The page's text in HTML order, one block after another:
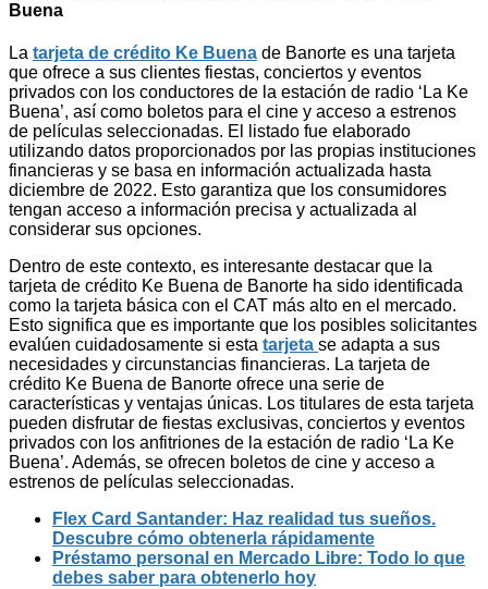
Buena
La tarjeta de crédito Ke Buena de Banorte es una tarjeta
que ofrece a sus clientes fiestas, conciertos y eventos
privados con los conductores de la estación de radio ‘La Ke
Buena’, así como boletos para el cine y acceso a estrenos
de películas seleccionadas. El listado fue elaborado
utilizando datos proporcionados por las propias instituciones
financieras y se basa en información actualizada hasta
diciembre de 2022. Esto garantiza que los consumidores
tengan acceso a información precisa y actualizada al
considerar sus opciones.
Dentro de este contexto, es interesante destacar que la
tarjeta de crédito Ke Buena de Banorte ha sido identificada
como la tarjeta básica con el CAT más alto en el mercado.
Esto significa que es importante que los posibles solicitantes
evalúen cuidadosamente si esta tarjeta se adapta a sus
necesidades y circunstancias financieras. La tarjeta de
crédito Ke Buena de Banorte ofrece una serie de
características y ventajas únicas. Los titulares de esta tarjeta
pueden disfrutar de fiestas exclusivas, conciertos y eventos
privados con los anfitriones de la estación de radio ‘La Ke
Buena’. Además, se ofrecen boletos de cine y acceso a
estrenos de películas seleccionadas.
Flex Card Santander: Haz realidad tus sueños.
Descubre cómo obtenerla rápidamente
Préstamo personal en Mercado Libre: Todo lo que
debes saber para obtenerlo hoy